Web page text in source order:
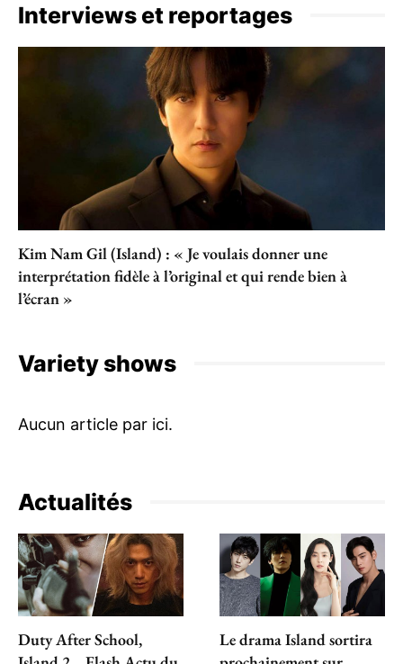
Interviews et reportages
Kim Nam Gil (Island) : « Je voulais donner une
interprétation fidèle à l’original et qui rende bien à
l’écran »
Variety shows
Actualités
Duty After School,
Le drama Island sortira